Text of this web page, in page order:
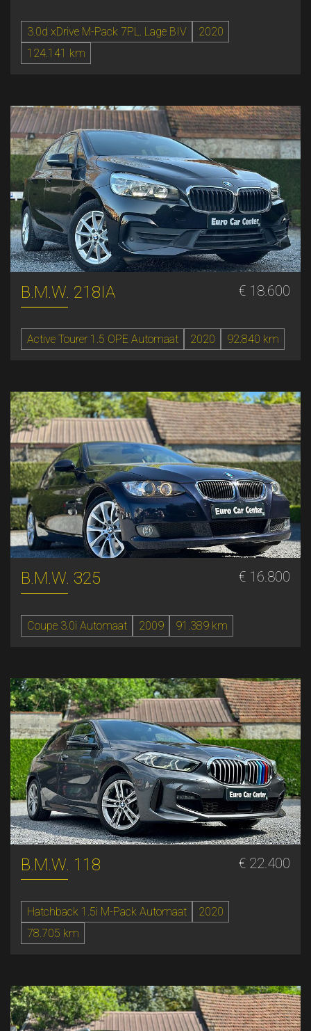
3.0d xDrive M-Pack 7PL. Lage BIV
2020
124.141 km
B.M.W. 218IA € 18.600
Active Tourer 1.5 OPE Automaat 2020 92.840 km
B.M.W. 325 € 16.800
Coupe 3.0i Automaat 2009 91.389 km
B.M.W. 118 € 22.400
Hatchback 1.5i M-Pack Automaat
2020
78.705 km